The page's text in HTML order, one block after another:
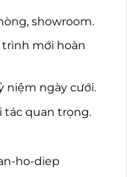
showroom.
trình mới hoàn
niệm ngày cưới.
tác quan trọng.
ho-diep